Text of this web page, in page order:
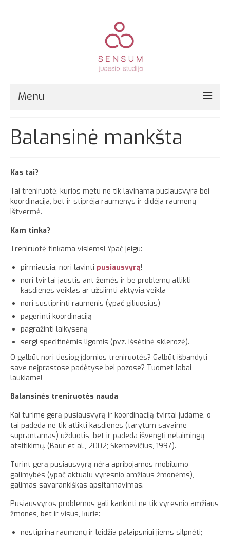
Menu
Grupinės treniruotės
Kitos paslaugos
Registracija
Kainos
Kontaktai
Apie
Balansinė mankšta
Kas tai?
Tai treniruotė, kurios metu ne tik lavinama pusiausvyra bei
koordinacija, bet ir stiprėja raumenys ir didėja raumenų
ištvermė.
Kam tinka?
Treniruotė tinkama visiems! Ypač jeigu:
pirmiausia, nori lavinti pusiausvyrą!
nori tvirtai jaustis ant žemės ir be problemų atlikti
kasdienes veiklas ar užsiimti aktyvia veikla
nori sustiprinti raumenis (ypač giliuosius)
pagerinti koordinaciją
pagražinti laikyseną
sergi specifinėmis ligomis (pvz. išsėtinė sklerozė).
O galbūt nori tiesiog įdomios treniruotės? Galbūt išbandyti
save neįprastose padėtyse bei pozose? Tuomet labai
laukiame!
Balansinės treniruotės nauda
Kai turime gerą pusiausvyrą ir koordinaciją tvirtai judame, o
tai padeda ne tik atlikti kasdienes (tarytum savaime
suprantamas) užduotis, bet ir padeda išvengti nelaimingų
atsitikimų. (Baur et al., 2002; Skernevičius, 1997).
Turint gerą pusiausvyrą nėra apribojamos mobilumo
galimybės (ypač aktualu vyresnio amžiaus žmonėms),
galimas savarankiškas apsitarnavimas.
Pusiausvyros problemos gali kankinti ne tik vyresnio amžiaus
žmones, bet ir visus, kurie:
nestiprina raumenų ir leidžia palaipsniui jiems silpnėti;